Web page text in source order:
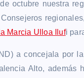
octubre nuestra
Marcia Ulloa Ilufi
a concejala por
Alto,